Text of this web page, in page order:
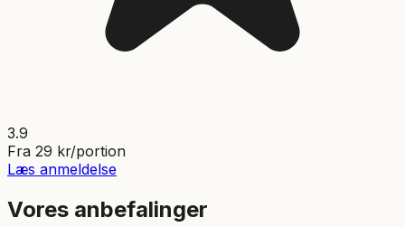
3.9
Fra 29 kr/portion
Læs anmeldelse
Vores anbefalinger